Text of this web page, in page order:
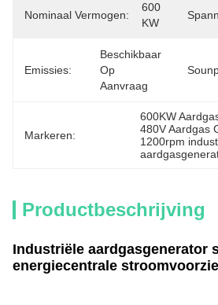
Nominaal Vermogen:
600
KW
Emissies:
Beschikbaar
Op
Aanvraag
Markeren:
600KW
480V Aardgas
1200rpm
Productbeschrijving
Industriële aardgasgenerator
energiecentrale